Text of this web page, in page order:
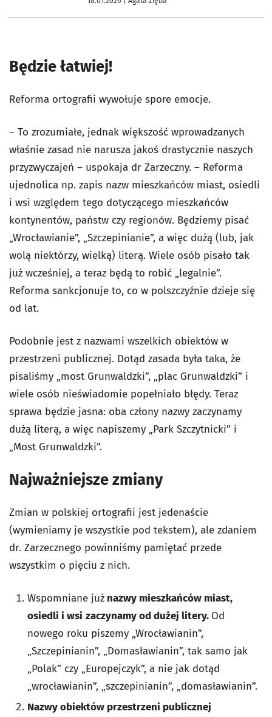
Będzie łatwiej!
Reforma ortografii wywołuje spore emocje.
– To zrozumiałe, jednak większość wprowadzanych
właśnie zasad nie narusza jakoś drastycznie naszych
przyzwyczajeń – uspokaja dr Zarzeczny. – Reforma
ujednolica np. zapis nazw mieszkańców miast, osiedli
i wsi względem tego dotyczącego mieszkańców
kontynentów, państw czy regionów. Będziemy pisać
„Wrocławianie”, „Szczepinianie”, a więc dużą (lub, jak
wolą niektórzy, wielką) literą. Wiele osób pisało tak
już wcześniej, a teraz będą to robić „legalnie”.
Reforma sankcjonuje to, co w polszczyźnie dzieje się
od lat.
Podobnie jest z nazwami wszelkich obiektów w
przestrzeni publicznej. Dotąd zasada była taka, że
pisaliśmy „most Grunwaldzki”, „plac Grunwaldzki” i
wiele osób nieświadomie popełniało błędy. Teraz
sprawa będzie jasna: oba człony nazwy zaczynamy
dużą literą, a więc napiszemy „Park Szczytnicki” i
„Most Grunwaldzki”.
Najważniejsze zmiany
Zmian w polskiej ortografii jest jedenaście
(wymieniamy je wszystkie pod tekstem), ale zdaniem
dr. Zarzecznego powinniśmy pamiętać przede
wszystkim o pięciu z nich.
Wspomniane już nazwy mieszkańców miast,
osiedli i wsi zaczynamy od dużej litery. Od
nowego roku piszemy „Wrocławianin”,
„Szczepinianin”, „Domasławianin”, tak samo jak
„Polak” czy „Europejczyk”, a nie jak dotąd
„wrocławianin”, „szczepinianin”, „domasławianin”.
Nazwy obiektów przestrzeni publicznej